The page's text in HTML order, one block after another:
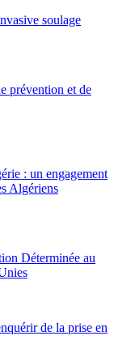
soulage
prévention et de
: un engagement
Algériens
Déterminée au
de la prise en